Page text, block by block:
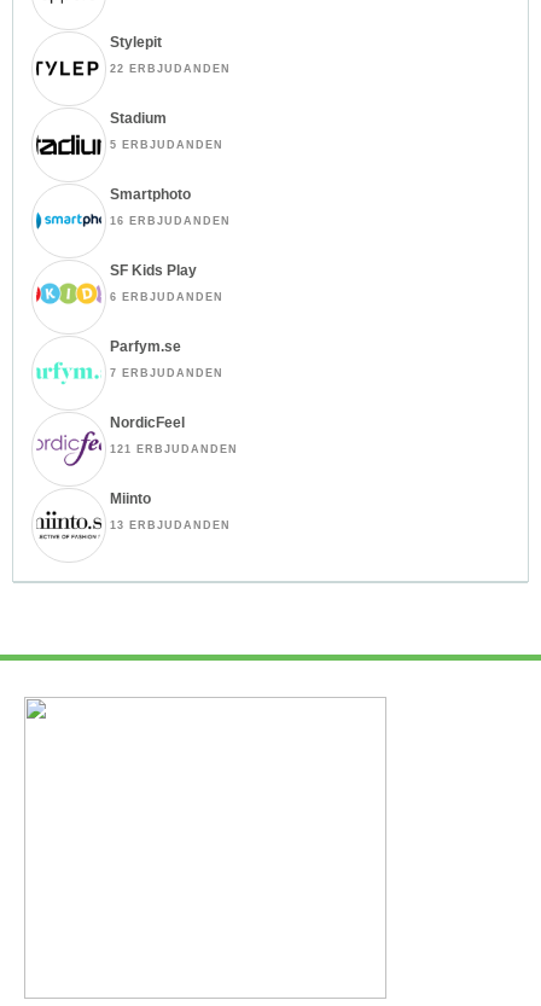
Stylepit
22 ERBJUDANDEN
Stadium
5 ERBJUDANDEN
Smartphoto
16 ERBJUDANDEN
SF Kids Play
6 ERBJUDANDEN
Parfym.se
7 ERBJUDANDEN
NordicFeel
121 ERBJUDANDEN
Miinto
13 ERBJUDANDEN